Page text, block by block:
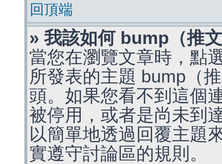
回頂端
» 我該如何 bump（推
當您在瀏覽文章時，點
所發表的主題 bump（
頭。如果您看不到這個
被停用，或者是尚未到
以簡單地透過回覆主題
實遵守討論區的規則。